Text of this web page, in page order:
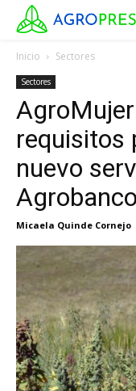
Inicio Sectores
Sectores
requisitos
nuevo
Agrobanco
Micaela Quinde Cornejo